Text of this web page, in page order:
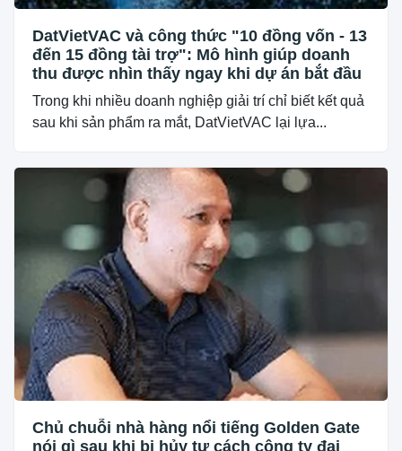
DatVietVAC và công thức "10 đồng vốn - 13
đến 15 đồng tài trợ": Mô hình giúp doanh
thu được nhìn thấy ngay khi dự án bắt đầu
Trong khi nhiều doanh nghiệp giải trí chỉ biết kết quả
sau khi sản phẩm ra mắt, DatVietVAC lại lựa...
Chủ chuỗi nhà hàng nổi tiếng Golden Gate
nói gì sau khi bị hủy tư cách công ty đại